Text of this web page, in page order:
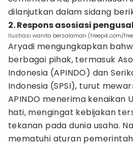
dilanjutkan dalam sidang
2. Respons asosiasi
Ilustrasi wanita bersalaman (freepik.com/
Aryadi mengungkapkan
berbagai pihak, termasuk
Indonesia (APINDO) dan
Indonesia (SPSI), turut
APINDO menerima kenaikan
hati, mengingat kebijakan
tekanan pada dunia usaha.
mematuhi aturan